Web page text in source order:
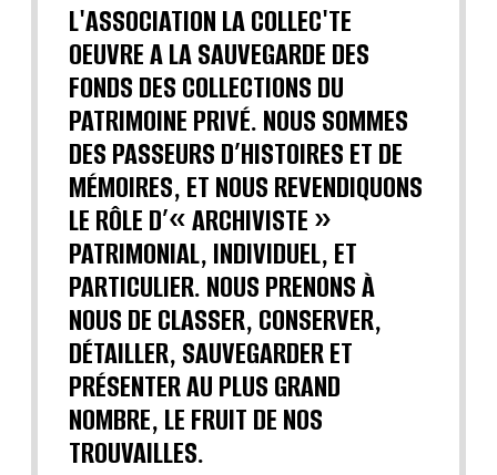
L'ASSOCIATION LA COLLEC'TE
OEUVRE A LA SAUVEGARDE DES
FONDS DES COLLECTIONS DU
PATRIMOINE PRIVÉ. NOUS SOMMES
DES PASSEURS D’HISTOIRES ET DE
MÉMOIRES, ET NOUS REVENDIQUONS
LE RÔLE D’« ARCHIVISTE »
PATRIMONIAL, INDIVIDUEL, ET
PARTICULIER. NOUS PRENONS À
NOUS DE CLASSER, CONSERVER,
DÉTAILLER, SAUVEGARDER ET
PRÉSENTER AU PLUS GRAND
NOMBRE, LE FRUIT DE NOS
TROUVAILLES.